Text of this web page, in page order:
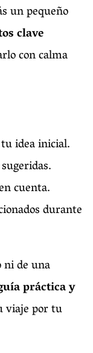
un pequeño
clave
con calma
idea inicial.
cuenta.
durante
de una
práctica y
viaje por tu